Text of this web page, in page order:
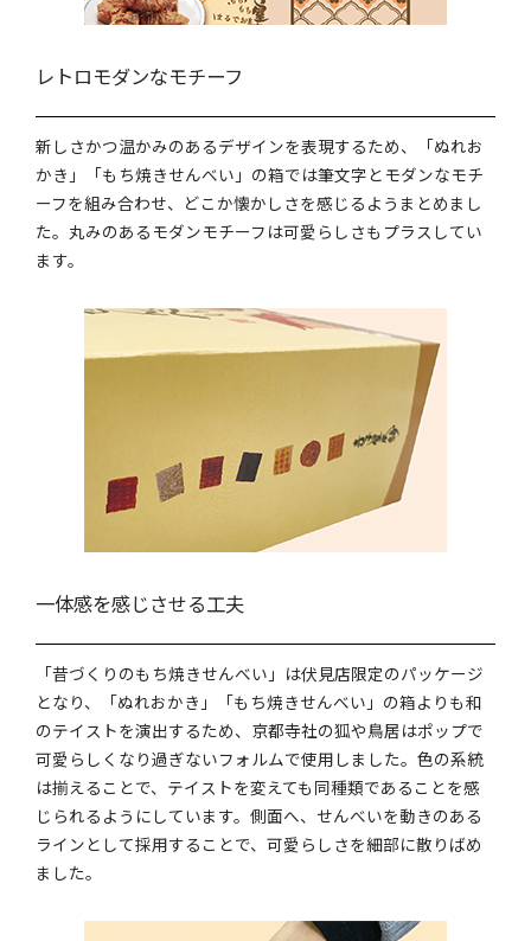
レトロモダンなモチーフ
新しさかつ温かみのあるデザインを表現するため、「ぬれお
かき」「もち焼きせんべい」の箱では筆文字とモダンなモチ
ーフを組み合わせ、どこか懐かしさを感じるようまとめまし
た。丸みのあるモダンモチーフは可愛らしさもプラスしてい
ます。
一体感を感じさせる工夫
「昔づくりのもち焼きせんべい」は伏見店限定のパッケージ
となり、「ぬれおかき」「もち焼きせんべい」の箱よりも和
のテイストを演出するため、京都寺社の狐や鳥居はポップで
可愛らしくなり過ぎないフォルムで使用しました。色の系統
は揃えることで、テイストを変えても同種類であることを感
じられるようにしています。側面へ、せんべいを動きのある
ラインとして採用することで、可愛らしさを細部に散りばめ
ました。